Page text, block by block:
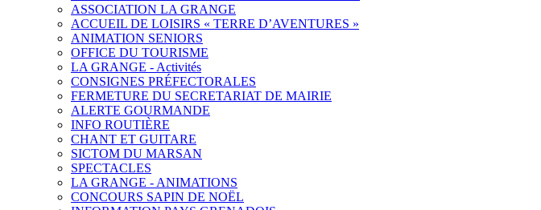
ASSOCIATION LA GRANGE
ACCUEIL DE LOISIRS « TERRE D’AVENTURES »
ANIMATION SENIORS
OFFICE DU TOURISME
LA GRANGE - Activités
CONSIGNES PRÉFECTORALES
FERMETURE DU SECRETARIAT DE MAIRIE
ALERTE GOURMANDE
INFO ROUTIÈRE
CHANT ET GUITARE
SICTOM DU MARSAN
SPECTACLES
LA GRANGE - ANIMATIONS
CONCOURS SAPIN DE NOËL